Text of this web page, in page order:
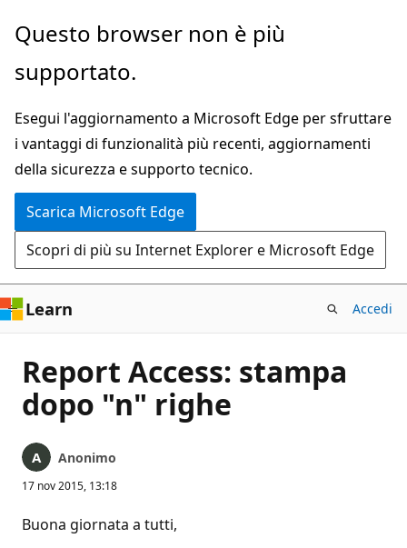
Ignora
passa
contenuto
principale
Questo browser non è più
supportato.
Esegui l'aggiornamento a Microsoft Edge per sfruttare
i vantaggi di funzionalità più recenti, aggiornamenti
della sicurezza e supporto tecnico.
Scarica Microsoft Edge
Scopri di più su Internet Explorer e Microsoft Edge
Learn Accedi
Report Access: stampa
dopo "n" righe
Anonimo
17 nov 2015, 13:18
Buona giornata a tutti,